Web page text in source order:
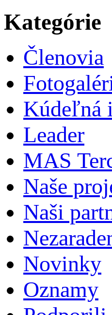
Kategórie
Členovia
Kúdeľná
Leader
MAS
Naše
Naši
Novinky
Oznamy